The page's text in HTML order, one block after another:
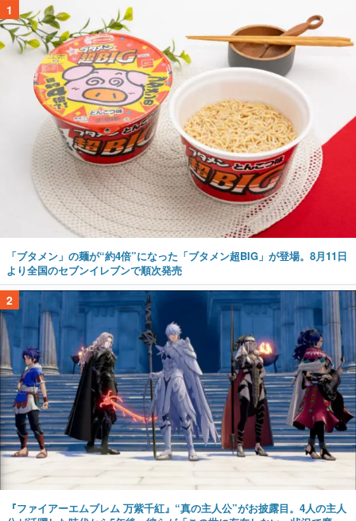
1
「ブタメン」の麺が“約4倍”になった「ブタメン超BIG」が登場。8月11日
より全国のセブンイレブンで順次発売
2
『ファイアーエムブレム 万紫千紅』“真の主人公”がお披露目。4人の主人